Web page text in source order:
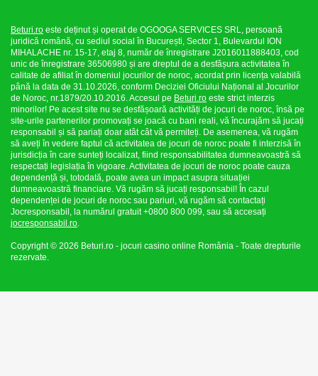
Beturi.ro este deținut și operat de OGOOGA SERVICES SRL, persoană
juridică română, cu sediul social în București, Sector 1, Bulevardul ION
MIHALACHE nr. 15-17, etaj 8, număr de înregistrare J2016011888403, cod
unic de înregistrare 36506980 și are dreptul de a desfășura activitatea în
calitate de afiliat în domeniul jocurilor de noroc, acordat prin licența valabilă
până la data de 31.10.2026, conform Deciziei Oficiului Național al Jocurilor
de Noroc, nr.1879/20.10.2016. Accesul pe Beturi.ro este strict interzis
minorilor! Pe acest site nu se desfășoară activități de jocuri de noroc, însă pe
site-urile partenerilor promovați se joacă cu bani reali, vă încurajăm să jucați
responsabil și să pariați doar atât cât vă permiteți. De asemenea, vă rugăm
să aveți în vedere faptul că activitatea de jocuri de noroc poate fi interzisă în
jurisdicția în care sunteți localizat, fiind responsabilitatea dumneavoastră să
respectați legislația în vigoare. Activitatea de jocuri de noroc poate cauza
dependență și, totodată, poate avea un impact asupra situației
dumneavoastră financiare. Vă rugăm să jucați responsabil! În cazul
dependenței de jocuri de noroc sau pariuri, vă rugăm să contactați
Jocresponsabil, la numărul gratuit +0800 800 099, sau să accesați
jocresponsabil.ro.
Copyright © 2026 Beturi.ro - jocuri casino online România - Toate drepturile
rezervate.